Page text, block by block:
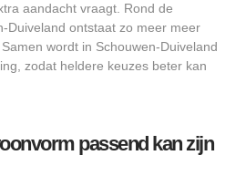
aandacht vraagt. Rond de
Duiveland ontstaat zo meer meer
wordt in Schouwen-Duiveland
zodat heldere keuzes beter kan
passend kan zijn